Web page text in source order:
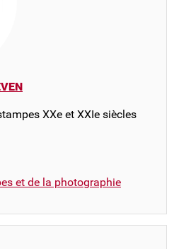
XXe et XXIe siècles
et de la photographie